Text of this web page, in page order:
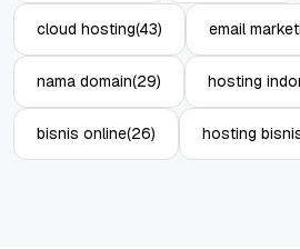
cloud hosting(43) email
nama domain(29) hosting
bisnis online(26) hosting